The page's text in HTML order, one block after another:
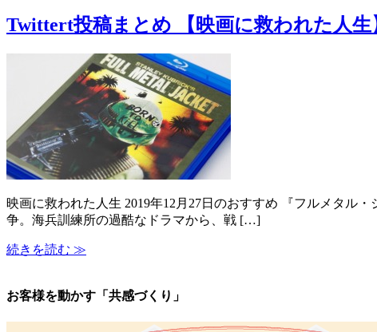
Twittert投稿まとめ 【映画に救われた人生
映画に救われた人生 2019年12月27日のおすすめ 『フルメタル
争。海兵訓練所の過酷なドラマから、戦 […]
続きを読む ≫
お客様を動かす「共感づくり」